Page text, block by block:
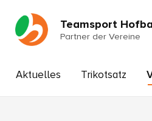
Teamsport
Partner der Vereine
Aktuelles Trikotsatz